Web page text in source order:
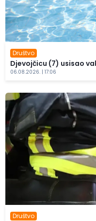
Društvo
Djevojčicu (7) usisao
06.08.2026. | 17:06
Društvo